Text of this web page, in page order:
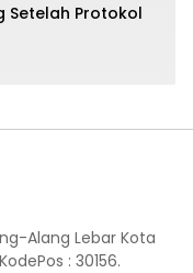
Setelah Protokol
Alang Lebar Kota
: 30156.